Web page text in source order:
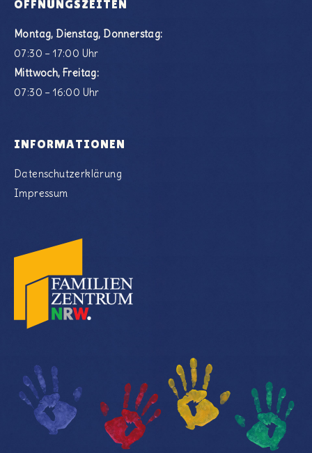
ÖFFNUNGSZEITEN
Montag, Dienstag, Donnerstag:
07:30 – 17:00 Uhr
Mittwoch, Freitag:
07:30 – 16:00 Uhr
INFORMATIONEN
Datenschutzerklärung
Impressum